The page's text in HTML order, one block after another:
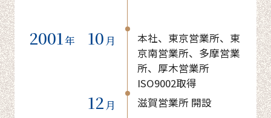
2001年 10 月
本社、東京営業所、東
京南営業所、多摩営業
所、厚木営業所
ISO9002取得
12 月 滋賀営業所 開設